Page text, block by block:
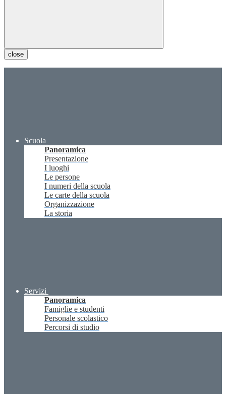
close
Scuola
Panoramica
Presentazione
I luoghi
Le persone
I numeri della scuola
Le carte della scuola
Organizzazione
La storia
Servizi
Panoramica
Famiglie e studenti
Personale scolastico
Percorsi di studio